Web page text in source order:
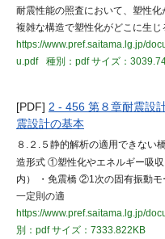
耐震性能の照査において、塑性化
複雑な構造で塑性化がどこに生
https://www.pref.saitama.lg.jp/
u.pdf
種別：pdfサイズ：
[PDF] 2 - 456 第８章耐震設
震設計の基本
８.２.５静的解析の適用できない
造形式 ①塑性化やエネルギー吸収
内） ・免震橋 ②1次の固有振動
一定則の適
https://www.pref.saitama.lg.jp/
別：pdfサイズ：7333.822KB